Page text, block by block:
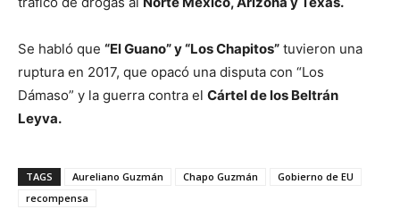
Se habló que “El Guano” y “Los Chapitos” tuvieron una
ruptura en 2017, que opacó una disputa con “Los
Dámaso” y la guerra contra el Cártel de los Beltrán
Leyva.
TAGS Aureliano Guzmán Chapo Guzmán
Gobierno de EU
recompensa